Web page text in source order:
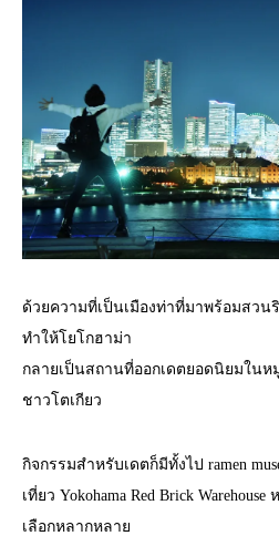
ด้วยความที่เป็นเมืองท่าที่มาพร้อมสวน
ทำให้โยโกฮาม่า
กลายเป็นสถานที่ออกเดตยอดนิยมใน
ชาวโตเกียว
กิจกรรมสำหรับเดตก็มีทั้งไป ramen
เที่ยว Yokohama Red Brick
เลือกหลากหลาย